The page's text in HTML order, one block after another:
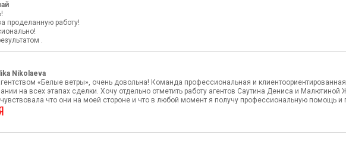
проделанную работу!
.
Nikolaeva
«Белые ветры», очень довольна! Команда профессиональная и
на всех этапах сделки. Хочу отдельно отметить работу агентов Саутина Дениса и
чувствовала что они на моей стороне и что в любой момент я получу профессиональную помощь